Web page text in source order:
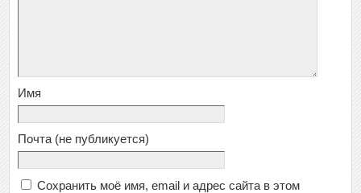
Имя
Почта (не публикуется)
Сохранить моё имя, email и адрес сайта в этом